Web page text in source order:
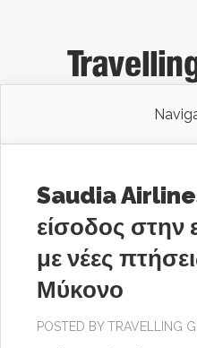
Saudia
είσοδος στην
με νέες
Μύκονο
POSTED BYTRAVELLING